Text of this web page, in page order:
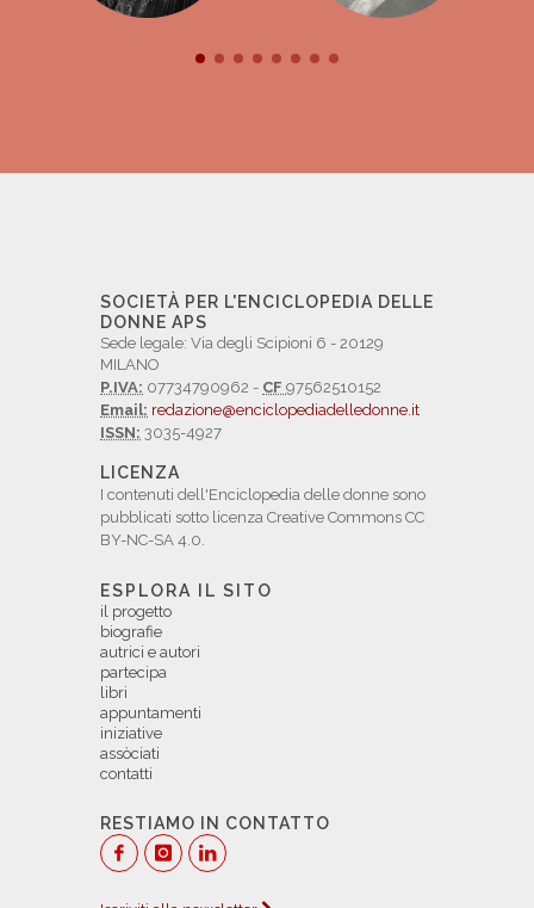
SOCIETÀ PER L'ENCICLOPEDIA DELLE
DONNE APS
Sede legale: Via degli Scipioni 6 - 20129
MILANO
P.IVA: 07734790962 - CF 97562510152
Email: redazione@enciclopediadelledonne.it
ISSN: 3035-4927
LICENZA
I contenuti dell'Enciclopedia delle donne sono
pubblicati sotto licenza Creative Commons CC
BY-NC-SA 4.0.
ESPLORA IL SITO
il progetto
biografie
autrici e autori
partecipa
libri
appuntamenti
iniziative
assòciati
contatti
RESTIAMO IN CONTATTO